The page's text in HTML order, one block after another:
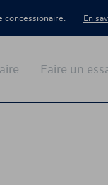
En
Faire un